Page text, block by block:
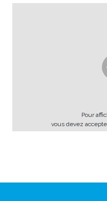
Pour
vous devez